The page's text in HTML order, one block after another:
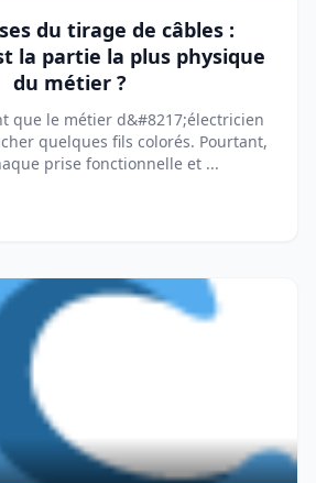
du tirage de câbles :
la partie la plus physique
du métier ?
que le métier d&#8217;électricien
quelques fils colorés. Pourtant,
prise fonctionnelle et ...